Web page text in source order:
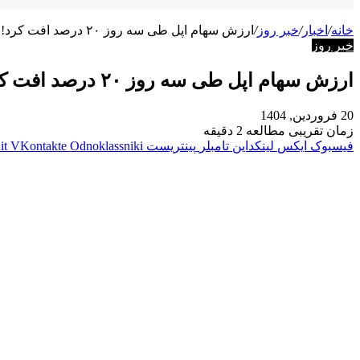
خانه/ اخبار/خبر روز/ ارزش سهام اپل طی سه روز ۲۰ درصد افت کرد!
خبر روز
ارزش سهام اپل طی سه روز ۲۰ درصد افت کرد!
20 فروردین, 1404
زمان تقریبی مطالعه 2 دقیقه
فیسبوک ایکس لینکداین تامبلر پینتریست VKontakte Odnoklassniki